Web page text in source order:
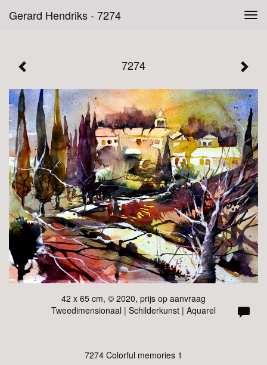
Gerard Hendriks - 7274
7274
42 x 65 cm, © 2020, prijs op aanvraag
Tweedimensionaal | Schilderkunst | Aquarel
7274 Colorful memories 1